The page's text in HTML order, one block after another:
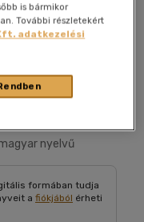
nyelvű
formában tudja
a fiókjából érheti
is bármikor
További részletekért
adatkezelési